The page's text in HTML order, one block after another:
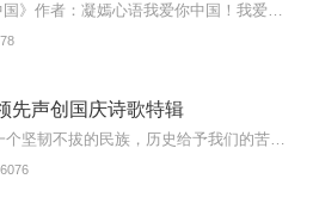
78
先声创国庆诗歌特辑
6076